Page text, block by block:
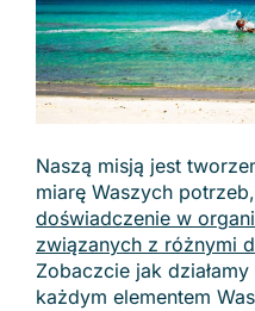
Naszą misją jest
miarę Waszych
doświadczenie w
związanych z różnymi
Zobaczcie jak
każdym elementem